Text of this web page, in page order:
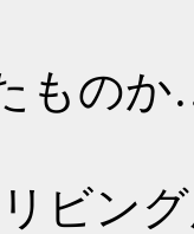
もの
ビング